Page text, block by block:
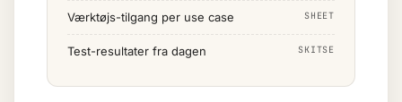
Værktøjs-tilgang per use case SHEET
Test-resultater fra dagen SKITSE